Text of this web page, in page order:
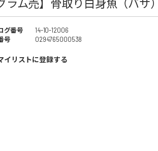
ラム売】骨取り白身魚（バ
グ番号
14-10-12006
号
0294765000538
イリストに登録する